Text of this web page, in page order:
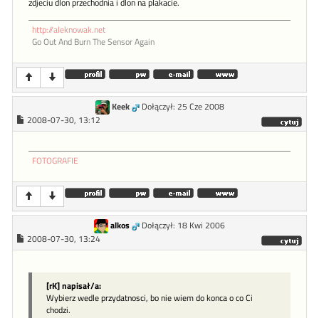
zdjeciu dlon przechodnia i dlon na plakacie.
http://aleknowak.net
Go Out And Burn The Sensor Again
Keek
Dołączył: 25 Cze 2008
2008-07-30, 13:12
FOTOGRAFIE
alkos
Dołączył: 18 Kwi 2006
2008-07-30, 13:24
[rK] napisał/a:
Wybierz wedle przydatnosci, bo nie wiem do konca o co Ci
chodzi.